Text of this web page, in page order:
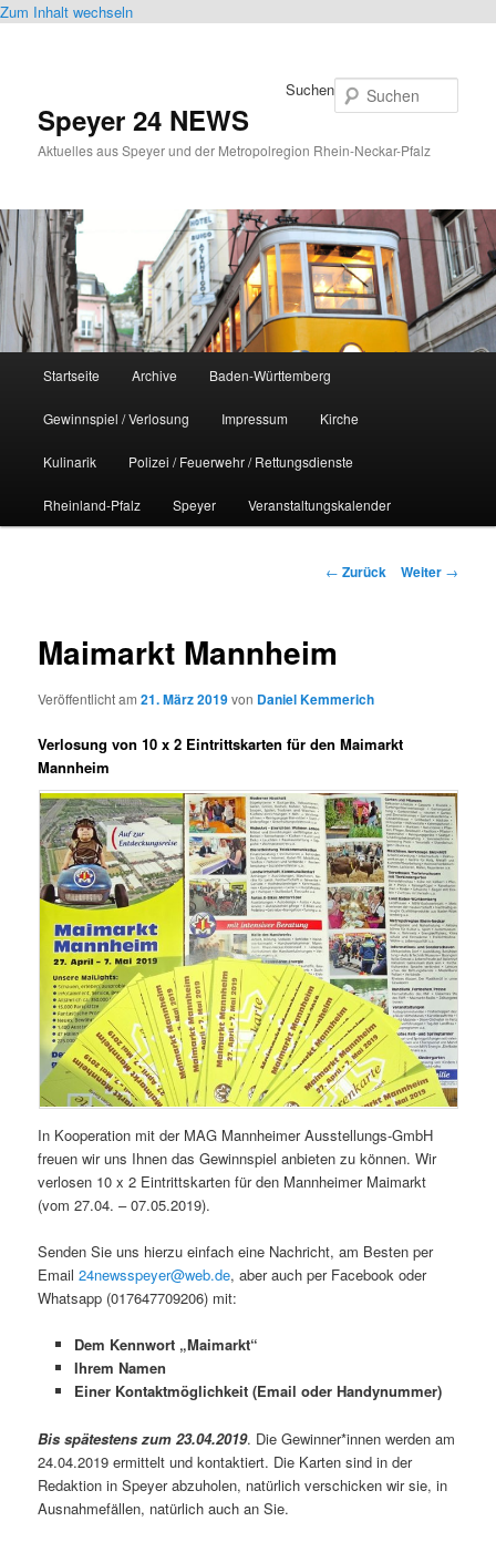
Zum Inhalt wechseln
Speyer 24 NEWS
Aktuelles aus Speyer und der Metropolregion Rhein-Neckar-Pfalz
Suchen
Startseite Archive Baden-Württemberg
Gewinnspiel / Verlosung Impressum Kirche
Kulinarik Polizei / Feuerwehr / Rettungsdienste
Rheinland-Pfalz Speyer Veranstaltungskalender
Beitrags-
← Zurück Weiter →
Maimarkt Mannheim
Veröffentlicht am21. März 2019von Daniel Kemmerich
Verlosung von 10 x 2 Eintrittskarten für den Maimarkt
Mannheim
In Kooperation mit der MAG Mannheimer Ausstellungs-GmbH
freuen wir uns Ihnen das Gewinnspiel anbieten zu können. Wir
verlosen 10 x 2 Eintrittskarten für den Mannheimer Maimarkt
(vom 27.04. – 07.05.2019).
Senden Sie uns hierzu einfach eine Nachricht, am Besten per
Email24newsspeyer@web.de, aber auch per Facebook oder
Whatsapp (017647709206) mit:
Dem Kennwort „Maimarkt“
Ihrem Namen
Einer Kontaktmöglichkeit (Email oder Handynummer)
Bis spätestens zum 23.04.2019. Die Gewinner*innen werden am
24.04.2019 ermittelt und kontaktiert. Die Karten sind in der
Redaktion in Speyer abzuholen, natürlich verschicken wir sie, in
Ausnahmefällen, natürlich auch an Sie.